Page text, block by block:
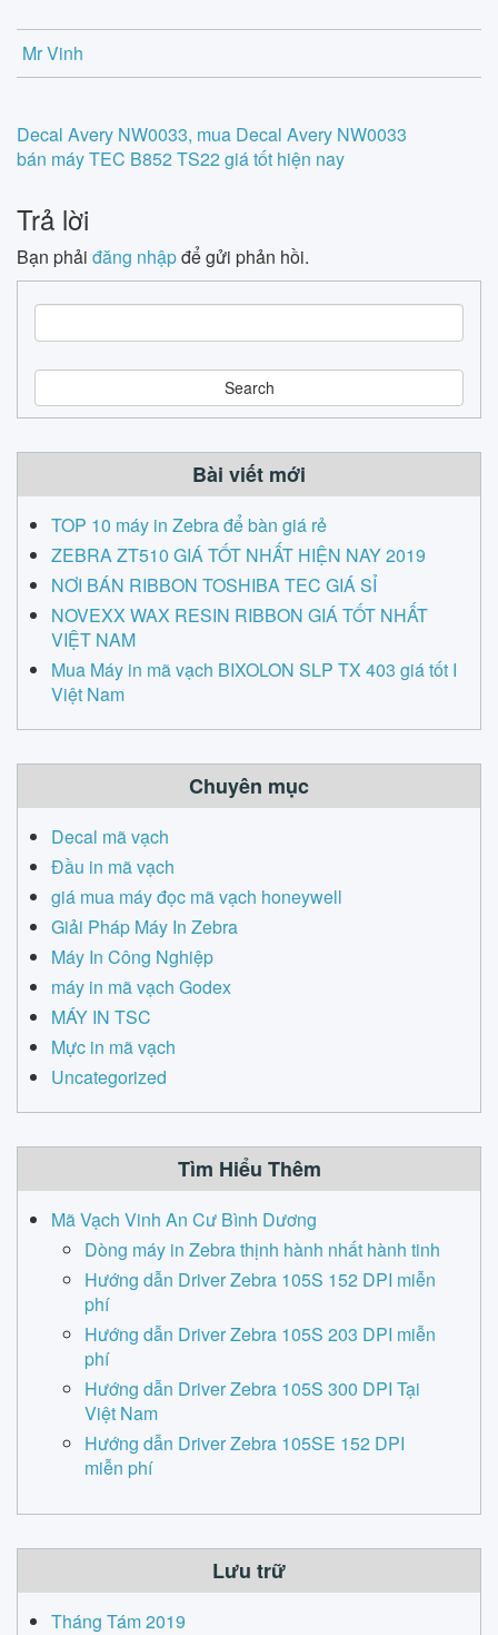
Mr Vinh
Post
navigation
Decal Avery NW0033, mua Decal Avery NW0033
bán máy TEC B852 TS22 giá tốt hiện nay
Trả lời
Bạn phải đăng nhậpđể gửi phản hồi.
e
a
r
c
Bài viết mới
TOP 10 máy in Zebra để bàn giá rẻ
ZEBRA ZT510 GIÁ TỐT NHẤT HIỆN NAY 2019
NƠI BÁN RIBBON TOSHIBA TEC GIÁ SỈ
NOVEXX WAX RESIN RIBBON GIÁ TỐT NHẤT
VIỆT NAM
Mua Máy in mã vạch BIXOLON SLP TX 403 giá tốt I
Việt Nam
Chuyên mục
Decal mã vạch
Đầu in mã vạch
giá mua máy đọc mã vạch honeywell
Giải Pháp Máy In Zebra
Máy In Công Nghiệp
máy in mã vạch Godex
MÁY IN TSC
Mực in mã vạch
Uncategorized
Tìm Hiểu Thêm
Mã Vạch Vinh An Cư Bình Dương
Dòng máy in Zebra thịnh hành nhất hành tinh
Hướng dẫn Driver Zebra 105S 152 DPI miễn
phí
Hướng dẫn Driver Zebra 105S 203 DPI miễn
phí
Hướng dẫn Driver Zebra 105S 300 DPI Tại
Việt Nam
Hướng dẫn Driver Zebra 105SE 152 DPI
miễn phí
Lưu trữ
Tháng Tám 2019